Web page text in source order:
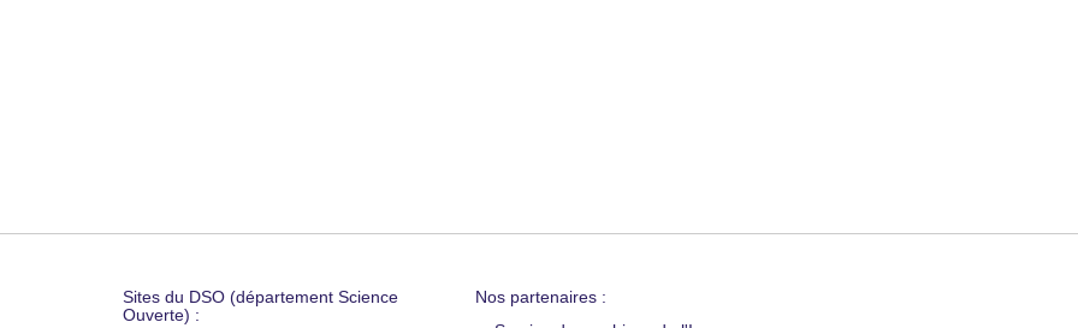
Sites du DSO (département Science
Ouverte) :
Nos partenaires :